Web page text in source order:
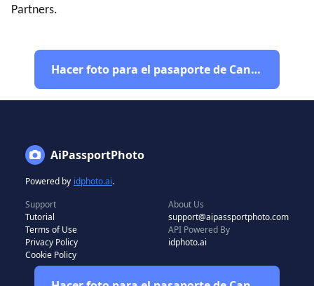
Partners.
Hacer foto para el pasaporte de Canadá
AiPassportPhoto
Powered by idphoto.ai.
Support
Tutorial
Terms of Use
Privacy Policy
Cookie Policy
About Us
support@aipassportphoto.com
API Powered By
idphoto.ai